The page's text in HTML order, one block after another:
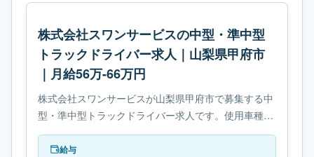
株式会社スワンサービスの中型・準中型
トラックドライバー求人｜山梨県甲府市
｜月給56万-66万円
株式会社スワンサービスが山梨県甲府市で募集する中
型・準中型トラックドライバー求人です。使用車種は
中型トラックです。必要免許は- 準中型自動車免許で
す。給与